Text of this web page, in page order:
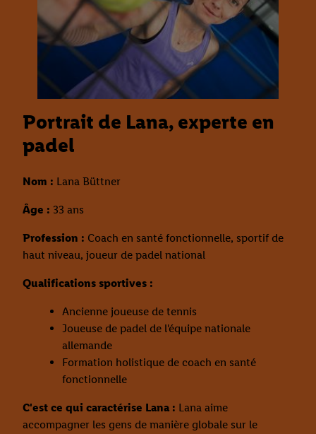
Portrait de Lana, experte en
padel
Nom : Lana Büttner
Âge : 33 ans
Profession : Coach en santé fonctionnelle, sportif de
haut niveau, joueur de padel national
Qualifications sportives :
Ancienne joueuse de tennis
Joueuse de padel de l'équipe nationale
allemande
Formation holistique de coach en santé
fonctionnelle
C'est ce qui caractérise Lana : Lana aime
accompagner les gens de manière globale sur le